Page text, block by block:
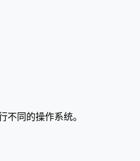
不同的操作系统。